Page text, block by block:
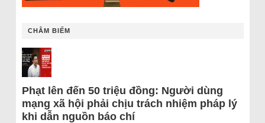
CHÂM BIẾM
Phạt lên đến 50 triệu đồng: Người dùng
mạng xã hội phải chịu trách nhiệm pháp lý
khi dẫn nguồn báo chí